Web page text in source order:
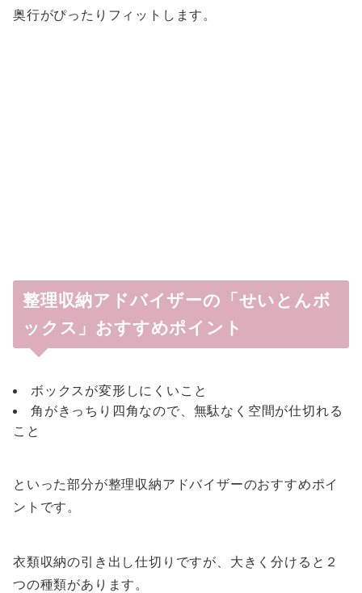
奥行がぴったりフィットします。
整理収納アドバイザーの「せいとんボ
ックス」おすすめポイント
ボックスが変形しにくいこと
角がきっちり四角なので、無駄なく空間が仕切れる
こと
といった部分が整理収納アドバイザーのおすすめポイ
ントです。
衣類収納の引き出し仕切りですが、大きく分けると２
つの種類があります。